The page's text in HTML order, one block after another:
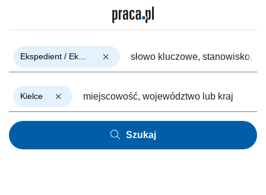
Kielce
Szukaj